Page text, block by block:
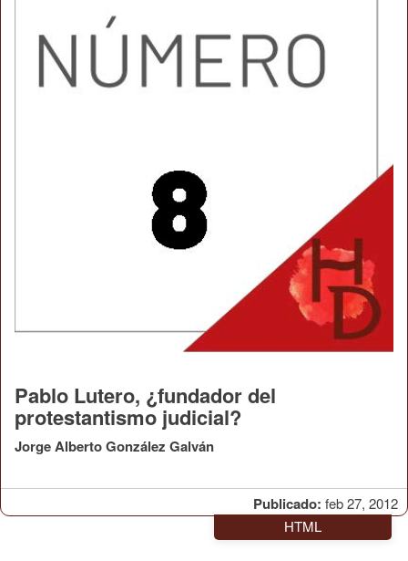
Publicado: feb 27, 2012
Pablo Lutero, ¿fundador del
protestantismo judicial?
Jorge Alberto González Galván
HTML